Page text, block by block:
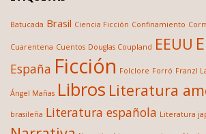
Batucada Brasil Ciencia Ficción Confinamiento
Cuarentena Cuentos Douglas Coupland EEUU
España Ficción Folclore Forró Franzl
Ángel Mañas Libros Literatura
brasileña Literatura española Literatura